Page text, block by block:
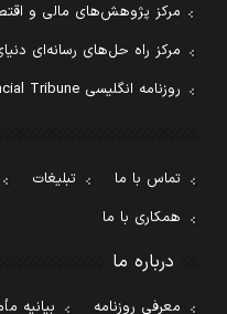
مرکز پژوهش‌های مالی و
مرکز راه حل‌های رسانه‌ای
روزنامه انگلیسی Financial Tribune
تماس با ما تبلیغات
همکاری با ما
درباره ما
معرفی روزنامه بیانیه